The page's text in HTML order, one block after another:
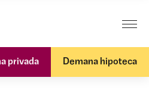
privada Demana hipoteca